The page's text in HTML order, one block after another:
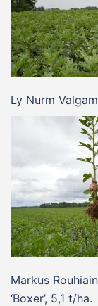
Ly Nurm
Markus
‘Boxer’, 5,1 t/ha.